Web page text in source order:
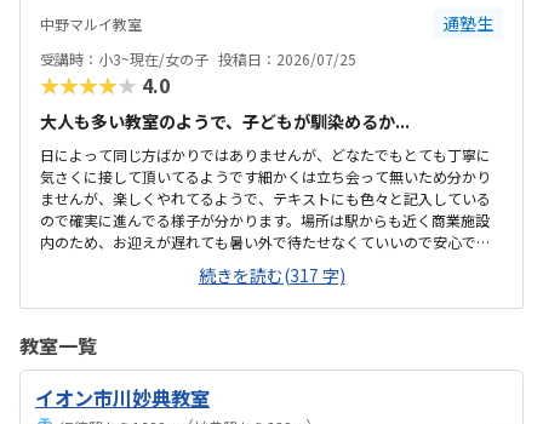
中野マルイ教室 通塾生
受講時：小3~現在/女の子 投稿日：2026/07/25
★★★★★ 4.0
大人も多い教室のようで、子どもが馴染めるか...
日によって同じ方ばかりではありませんが、どなたでもとても丁寧に
気さくに接して頂いてるようです細かくは立ち会って無いため分かり
ませんが、楽しくやれてるようで、テキストにも色々と記入している
ので確実に進んでる様子が分かります。場所は駅からも近く商業施設
内のため、お迎えが遅れても暑い外で待たせなくていいので安心で
す。大人の方も多く通われてる教室ですが、教室内は清潔感があり、
雰囲気もよい教室で安心して通わされます。他の教室の金額をあまり
把握してませんが、個人的には小学生の習い事として通わせるのには
れたよです。親切に接して下さっているのが伝わります特にありませ
ん特にありません
続きを読む(317 字)
教室一覧
イオン市川妙典教室